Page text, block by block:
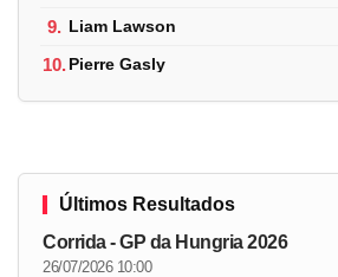
9. Liam Lawson
10.Pierre Gasly
Últimos Resultados
Corrida - GP da Hungria 2026
26/07/2026 10:00